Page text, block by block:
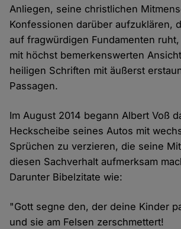
Anliegen, seine christlichen
Konfessionen darüber aufzuklären,
auf fragwürdigen Fundamenten
mit höchst bemerkenswerten
heiligen Schriften mit äußerst
Passagen.
Im August 2014 begann Albert Voß
Heckscheibe seines Autos mit
Sprüchen zu verzieren, die seine
diesen Sachverhalt aufmerksam
Darunter Bibelzitate wie:
"Gott segne den, der deine Kinder
und sie am Felsen zerschmettert!